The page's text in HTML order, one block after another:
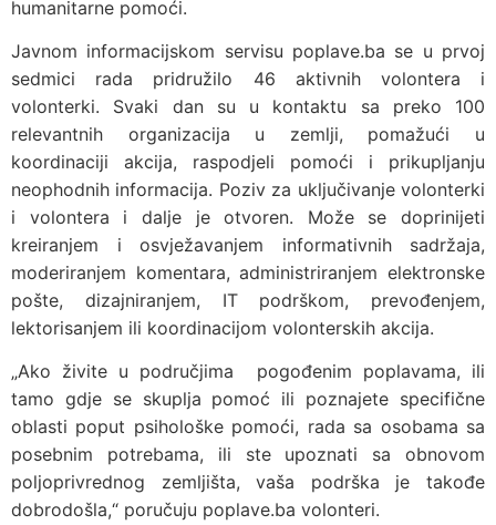
humanitarne pomoći.
Javnom informacijskom servisu poplave.ba se u prvoj
sedmici rada pridružilo 46 aktivnih volontera i
volonterki. Svaki dan su u kontaktu sa preko 100
relevantnih organizacija u zemlji, pomažući u
koordinaciji akcija, raspodjeli pomoći i prikupljanju
neophodnih informacija. Poziv za uključivanje volonterki
i volontera i dalje je otvoren. Može se doprinijeti
kreiranjem i osvježavanjem informativnih sadržaja,
moderiranjem komentara, administriranjem elektronske
pošte, dizajniranjem, IT podrškom, prevođenjem,
lektorisanjem ili koordinacijom volonterskih akcija.
„Ako živite u područjima pogođenim poplavama, ili
tamo gdje se skuplja pomoć ili poznajete specifične
oblasti poput psihološke pomoći, rada sa osobama sa
posebnim potrebama, ili ste upoznati sa obnovom
poljoprivrednog zemljišta, vaša podrška je takođe
dobrodošla,“ poručuju poplave.ba volonteri.